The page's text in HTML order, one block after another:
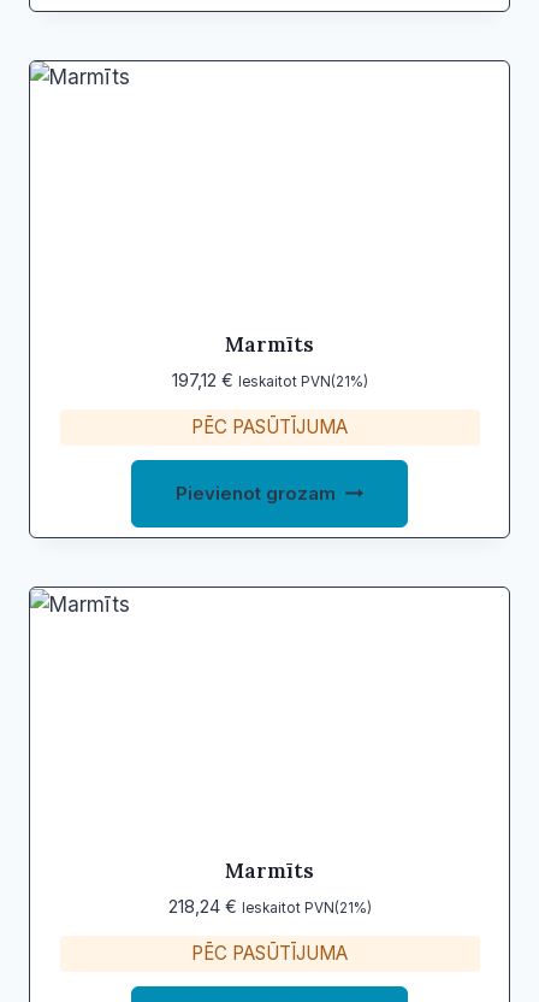
Marmīts
197,12 € Ieskaitot PVN(21%)
PĒC PASŪTĪJUMA
Pievienot grozam
Marmīts
218,24 € Ieskaitot PVN(21%)
PĒC PASŪTĪJUMA